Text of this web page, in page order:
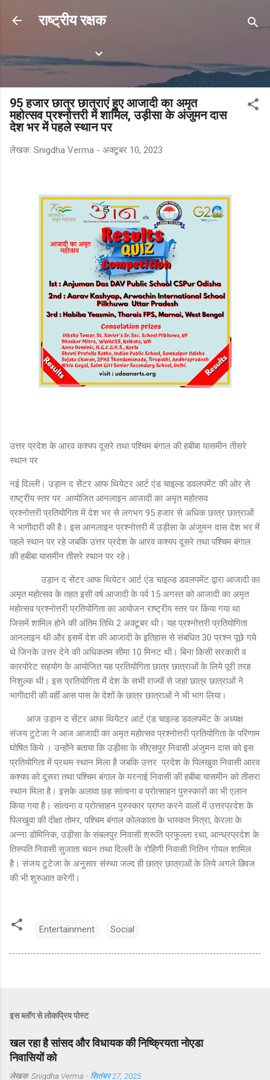
सीधे मुख्य सामग्री पर जाएं
राष्ट्रीय रक्षक
Labels
95 हजार छात्र छात्राएं हुए आजादी का अमृत
महोत्सव प्रश्नोत्तरी में शामिल, उड़ीसा के अंजुमन दास
देश भर में पहले स्थान पर
लेखक: Snigdha Verma - अक्टूबर 10, 2023
उत्तर प्रदेश के आरव कश्यप दूसरे तथा पश्चिम बंगाल की हबीबा यासमीन तीसरे
स्थान पर
नई दिल्ली। उड़ान द सेंटर आफ थियेटर आर्ट एंड चाइल्ड डवलपमेंट की ओर से
राष्ट्रीय स्तर पर आयोजित आनलाइन आजादी का अमृत महोत्सव
प्रश्नोत्तरी प्रतियोगिता में देश भर से लगभग 95 हजार से अधिक छात्र छात्राओं
ने भागीदारी की है। इस आनलाइन प्रश्नोत्तरी में उड़ीसा के अंजुमन दास देश भर में
पहले स्थान पर रहे जबकि उत्तर प्रदेश के आरव कश्यप दूसरे तथा पश्चिम बंगाल
की हबीबा यासमीन तीसरे स्थान पर रहे।
उड़ान द सेंटर आफ थियेटर आर्ट एंड चाइल्ड डवलपमेंट द्वारा आजादी का
अमृत महोत्सव के तहत इसी वर्ष आजादी के पर्व 15 अगस्त को आजादी का अमृत
महोत्सव प्रश्नोत्तरी प्रतियोगिता का आयोजन राष्ट्रीय स्तर पर किया गया था
जिसमें शामिल होने की अंतिम तिथि 2 अक्टूबर थी। यह प्रश्नोत्तरी प्रतियोगिता
आनलाइन थी और इसमें देश की आजादी के इतिहास से संबधित 30 प्रश्न पूछे गये
थे जिनके उत्तर देने की अधिकतम सीमा 10 मिनट थी। बिना किसी सरकारी व
कारपोरेट सहयोग के आयोजित यह प्रतियोगिता छात्र छात्राओं के लिये पूरी तरह
निशुल्क थी। इस प्रतियोगिता में देश के सभी राज्यों से जहां छात्र छात्राओं ने
भागीदारी की वहीं आस पास के देशों के छात्र छात्राओं ने भी भाग लिया।
आज उड़ान द सेंटर आफ थियेटर आर्ट एंड चाइल्ड डवलपमेंट के अध्यक्ष
संजय टुटेजा ने आज आजादी का अमृत महोत्सव प्रश्नोत्तरी प्रतियोगिता के परिणाम
घोषित किये । उन्होंने बताया कि उड़ीसा के सीएसपुर निवासी अंजुमन दास को इस
प्रतियोगिता में प्रथम स्थान मिला है जबकि उत्तर प्रदेश के पिलखुवा निवासी आरव
कश्यप को दूसरा तथा पश्चिम बंगाल के मरनाई निवासी की हबीबा यासमीन को तीसरा
स्थान मिला है। इसके अलावा छह सांत्वना व प्रोत्साहन पुरुस्कारों का भी एलान
किया गया है। सांत्वना व प्रोत्साहन पुरुस्कार प्राप्त करने वालों में उत्तरप्रदेश के
पिलखुवा की दीक्षा तोमर, पश्चिम बंगाल कोलकाता के भास्कत मित्रा, केरला के
अन्ना डोमिनिक, उड़ीसा के संबलपुर निवासी श्रूति प्रफुल्ला रथा, आन्ध्रप्रदेश के
तिरुपति निवासी सुजाता चवन तथा दिल्ली के रोहिणी निवासी नितिन गोयल शामिल
है। संजय टुटेजा के अनुसार संस्था जल्द ही छात्र छात्राओं के लिये अगले क़्विज
की भी शुरुआत करेगी।
Entertainment Social
इस ब्लॉग से लोकप्रिय पोस्ट
खल रहा है सांसद और विधायक की निष्क्रियता नोएडा
निवासियों को
लेखक: Snigdha Verma - सितंबर 27, 2025